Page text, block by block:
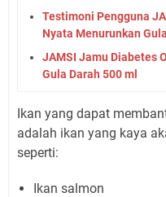
Testimoni Pengguna
Nyata Menurunkan
JAMSI Jamu Diabetes
Gula Darah 500 ml
Ikan yang dapat
adalah ikan yang kaya
seperti:
Ikan salmon